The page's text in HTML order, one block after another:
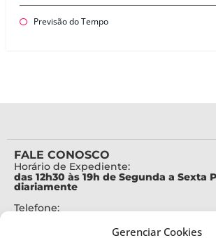
Gerenciar Cookies
Previsão do Tempo
FALE CONOSCO
Horário de Expediente:
das 12h30 às 19h de Segunda a Sexta
diariamente
Telefone: